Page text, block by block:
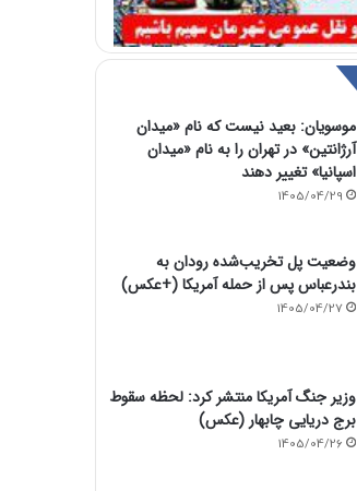
موسویان: بعید نیست که نام «میدان
آرژانتین» در تهران را به نام «میدان
اسپانیا» تغییر دهند
1405/04/29
وضعیت پل تخریب‌شده رودان به
بندرعباس پس از حمله آمریکا (+عکس)
1405/04/27
وزیر جنگ آمریکا منتشر کرد: لحظه سقوط
برج دریایی چابهار (عکس)
1405/04/26